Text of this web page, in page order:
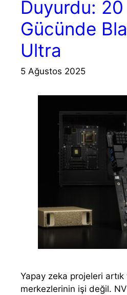
Duyurdu: 20
Gücünde
Ultra
5 Ağustos 2025
Yapay zeka projeleri
merkezlerinin işi değil.